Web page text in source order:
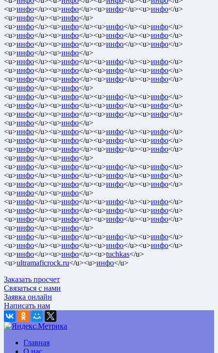
<u>инфо</u><u>инфо</u><u>инфо</u><u>инфо</u>
<u>инфо</u><u>инфо</u>
<u>инфо</u><u>инфо</u><u>инфо</u><u>инфо</u>
<u>инфо</u><u>инфо</u><u>инфо</u><u>инфо</u>
<u>инфо</u><u>инфо</u><u>инфо</u><u>инфо</u>
<u>инфо</u><u>инфо</u>
<u>инфо</u><u>инфо</u><u>инфо</u><u>инфо</u>
<u>инфо</u><u>инфо</u><u>инфо</u><u>инфо</u>
<u>инфо</u><u>инфо</u><u>инфо</u><u>инфо</u>
<u>инфо</u><u>инфо</u>
<u>инфо</u><u>инфо</u><u>инфо</u><u>инфо</u>
<u>инфо</u><u>инфо</u><u>инфо</u><u>инфо</u>
<u>инфо</u><u>инфо</u><u>инфо</u><u>инфо</u>
<u>инфо</u><u>инфо</u>
<u>инфо</u><u>инфо</u><u>инфо</u><u>инфо</u>
<u>инфо</u><u>инфо</u><u>инфо</u><u>инфо</u>
<u>инфо</u><u>инфо</u><u>инфо</u><u>инфо</u>
<u>инфо</u><u>инфо</u>
<u>инфо</u><u>инфо</u><u>инфо</u><u>инфо</u>
<u>инфо</u><u>инфо</u><u>инфо</u><u>инфо</u>
<u>инфо</u><u>инфо</u><u>инфо</u><u>инфо</u>
<u>инфо</u><u>инфо</u>
<u>инфо</u><u>инфо</u><u>инфо</u><u>инфо</u>
<u>инфо</u><u>инфо</u><u>инфо</u><u>инфо</u>
<u>инфо</u><u>инфо</u><u>инфо</u><u>инфо</u>
<u>инфо</u><u>инфо</u>
<u>инфо</u><u>инфо</u><u>инфо</u><u>инфо</u>
<u>инфо</u><u>инфо</u><u>инфо</u><u>инфо</u>
<u>инфо</u><u>инфо</u><u>tuchkas</u>
<u>ultramaficrock.ru</u><u>инфо</u>
Заказать просчет
Связаться с нами
Заявка онлайн
Написать нам
Главная
О нас